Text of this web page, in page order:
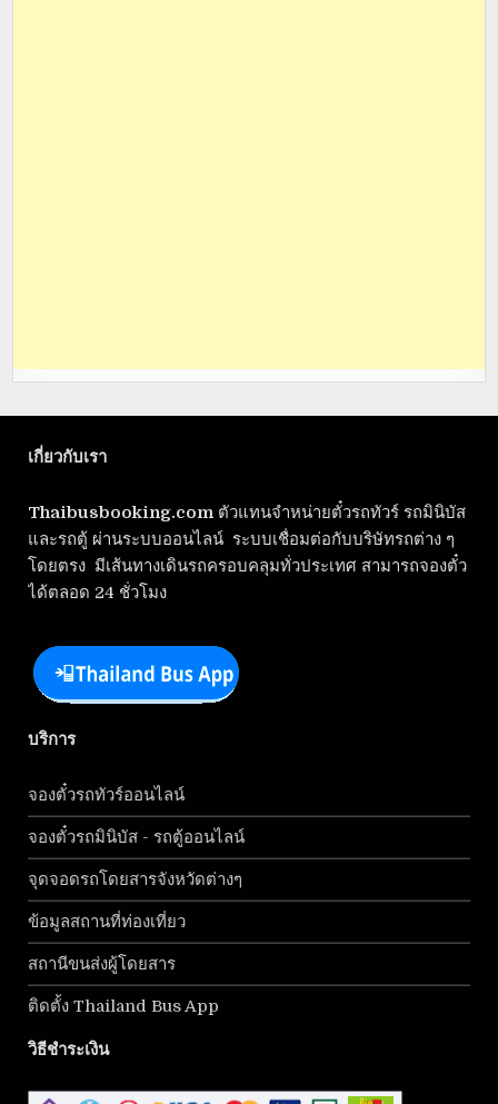
เกี่ยวกับเรา
Thaibusbooking.com ตัวแทนจำหน่ายตั๋วรถทัวร์ รถมินิบัส
และรถตู้ ผ่านระบบออนไลน์ ระบบเชื่อมต่อกับบริษัทรถต่าง ๆ
โดยตรง มีเส้นทางเดินรถครอบคลุมทั่วประเทศ สามารถจองตั๋ว
ได้ตลอด 24 ชั่วโมง
บริการ
จองตั๋วรถทัวร์ออนไลน์
จองตั๋วรถมินิบัส - รถตู้ออนไลน์
จุดจอดรถโดยสารจังหวัดต่างๆ
ข้อมูลสถานที่ท่องเที่ยว
สถานีขนส่งผู้โดยสาร
ติดตั้ง Thailand Bus App
วิธีชำระเงิน